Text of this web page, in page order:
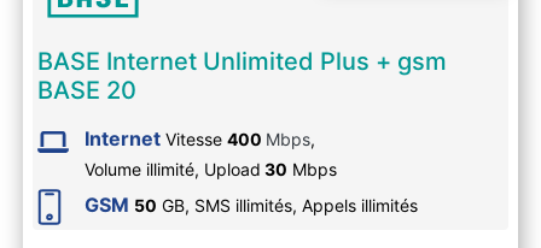
BASE Internet Unlimited Plus + gsm
BASE 20
Internet Vitesse 400 Mbps,
Volume illimité, Upload 30 Mbps
GSM 50 GB, SMS illimités, Appels illimités